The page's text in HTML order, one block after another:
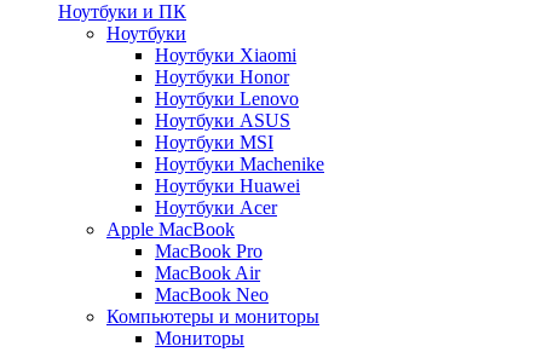
Ноутбуки и ПК
Ноутбуки
Ноутбуки Xiaomi
Ноутбуки Honor
Ноутбуки Lenovo
Ноутбуки ASUS
Ноутбуки MSI
Ноутбуки Machenike
Ноутбуки Huawei
Ноутбуки Acer
Apple MacBook
MacBook Pro
MacBook Air
MacBook Neo
Компьютеры и мониторы
Мониторы